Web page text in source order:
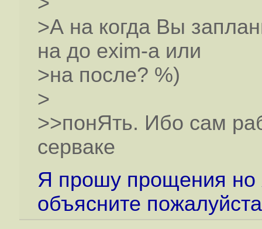
>А на когда Вы
на до exim-а или
>на после? %)
>
>>понЯть. Ибо сам
серваке
Я прошу прощения но
объясните пожалуйста